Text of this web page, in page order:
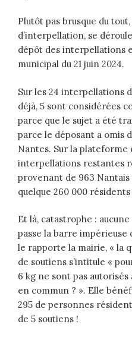
Plutôt pas brusque du
d’interpellation, se
dépôt des interpellations
municipal du 21 juin 2024.
Sur les 24 interpellations
déjà, 5 sont considérées
parce que le sujet a été
parce le déposant a omis
Nantes. Sur la plateforme
interpellations restantes
provenant de 963
quelque 260 000 résidents
Et là, catastrophe :
passe la barre impérieuse
le rapporte la mairie, « la
de soutiens s’intitule «
6 kg ne sont pas
en commun ? ». Elle
295 de personnes
de 5 soutiens !